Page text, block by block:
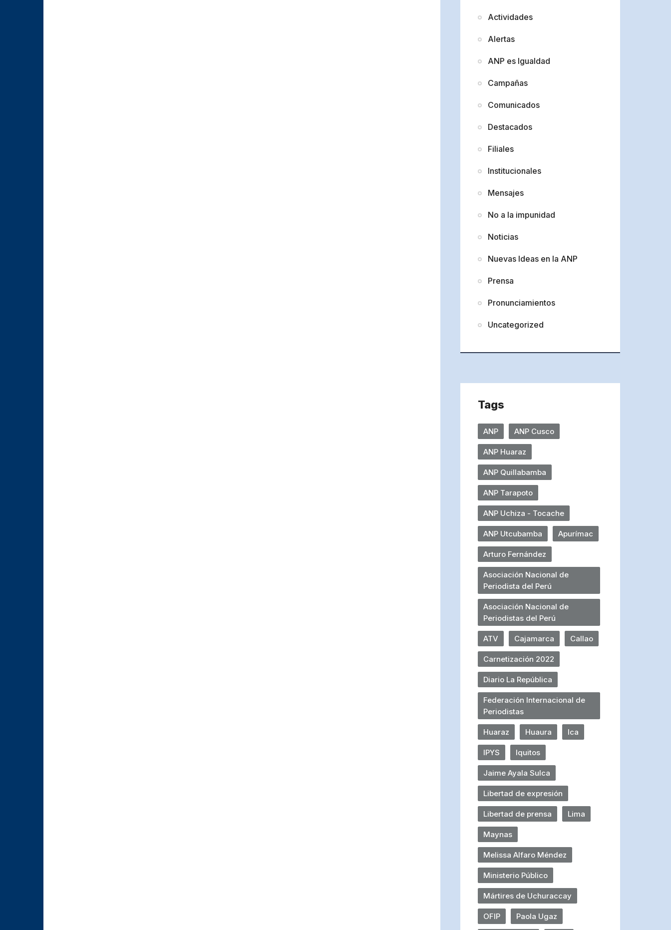
Actividades
Alertas
ANP es Igualdad
Campañas
Comunicados
Destacados
Filiales
Institucionales
Mensajes
No a la impunidad
Noticias
Nuevas Ideas en la ANP
Prensa
Pronunciamientos
Uncategorized
Tags
ANP ANP Cusco
ANP Huaraz
ANP Quillabamba
ANP Tarapoto
ANP Uchiza - Tocache
ANP Utcubamba Apurímac
Arturo Fernández
Asociación Nacional de
Periodista del Perú
Asociación Nacional de
Periodistas del Perú
ATV Cajamarca Callao
Carnetización 2022
Diario La República
Federación Internacional de
Periodistas
Huaraz Huaura Ica
IPYS Iquitos
Jaime Ayala Sulca
Libertad de expresión
Libertad de prensa Lima
Maynas
Melissa Alfaro Méndez
Ministerio Público
Mártires de Uchuraccay
OFIP Paola Ugaz